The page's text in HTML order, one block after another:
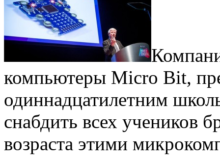
компьютеры Micro Bit,
одиннадцатилетним
снабдить всех учеников
возраста этими